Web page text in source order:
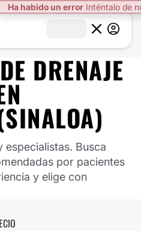
Ha habido un error Inténtalo de
DRENAJE
especialistas. Busca
por pacientes
y elige con